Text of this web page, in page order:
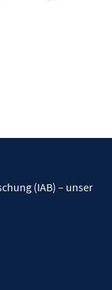
(IAB) – unser